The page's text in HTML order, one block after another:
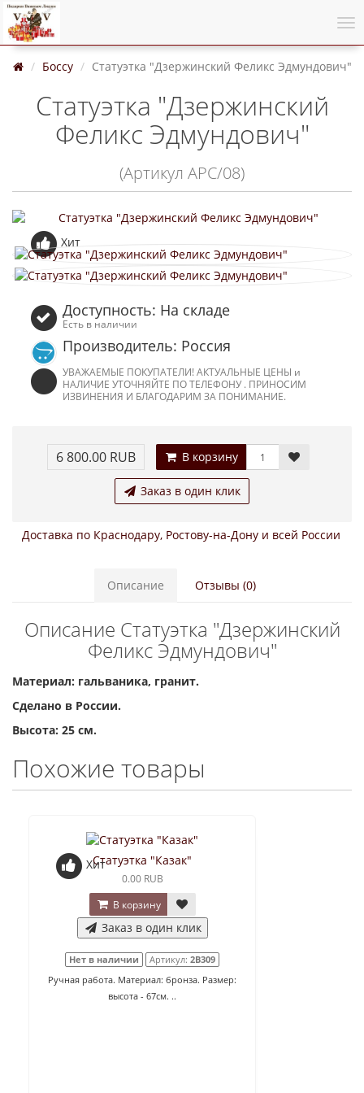
Боссу Статуэтка "Дзержинский Феликс Эдмундович"
Статуэтка "Дзержинский
Феликс Эдмундович"
(Артикул АРС/08)
Хит
Доступность: На складе
Есть в наличии
Производитель: Россия
УВАЖАЕМЫЕ ПОКУПАТЕЛИ! АКТУАЛЬНЫЕ ЦЕНЫ и
НАЛИЧИЕ УТОЧНЯЙТЕ ПО ТЕЛЕФОНУ . ПРИНОСИМ
ИЗВИНЕНИЯ И БЛАГОДАРИМ ЗА ПОНИМАНИЕ.
6 800.00 RUB В корзину
Заказ в один клик
Доставка по Краснодару, Ростову-на-Дону и всей России
Описание Отзывы (0)
Описание Статуэтка "Дзержинский
Феликс Эдмундович"
Материал: гальваника, гранит.
Сделано в России.
Высота: 25 см.
Похожие товары
Хит
Статуэтка "Казак"
0.00 RUB
В корзину
Заказ в один клик
Нет в наличии Артикул: 2B309
Ручная работа. Материал: бронза. Размер:
высота - 67см. ..